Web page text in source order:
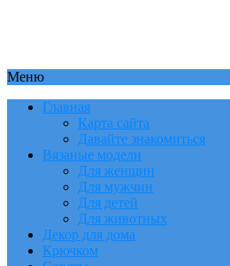
Меню
Главная
Карта сайта
Давайте знакомиться
Вязаные модели
Для женщин
Для мужчин
Для детей
Для животных
Декор для дома
Крючком